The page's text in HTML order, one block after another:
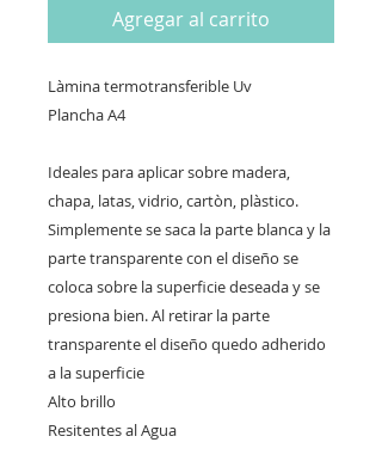
Agregar al carrito
Làmina termotransferible Uv
Plancha A4
Ideales para aplicar sobre madera,
chapa, latas, vidrio, cartòn, plàstico.
Simplemente se saca la parte blanca y la
parte transparente con el diseño se
coloca sobre la superficie deseada y se
presiona bien. Al retirar la parte
transparente el diseño quedo adherido
a la superficie
Alto brillo
Resitentes al Agua